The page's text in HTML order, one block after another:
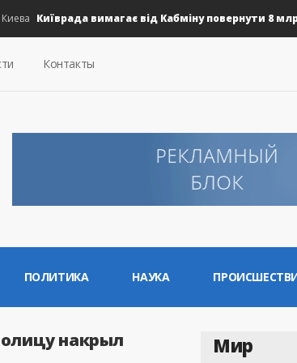
Київрада вимагає від Кабміну повернути 8 млрд
Контакты
ПОЛИТИКА НАУКА
накрыл
Мир